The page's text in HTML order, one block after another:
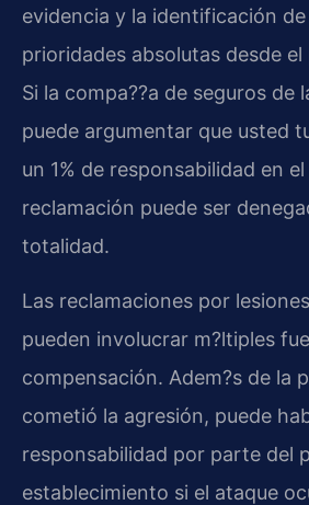
evidencia y la identificación
prioridades absolutas desde
Si la compa??a de seguros de
puede argumentar que usted
un 1% de responsabilidad en
reclamación puede ser
totalidad.
Las reclamaciones por
pueden involucrar m?ltiples
compensación. Adem?s de la
cometió la agresión, puede
responsabilidad por parte del
establecimiento si el ataque